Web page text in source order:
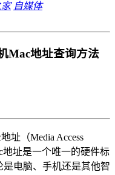
自媒体
Mac地址查询方法
址（Media Access
地址是一个唯一的硬件标
电脑、手机还是其他智